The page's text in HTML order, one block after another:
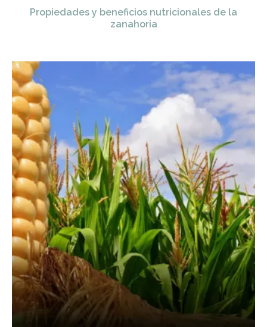
Propiedades y beneficios nutricionales de la
zanahoria